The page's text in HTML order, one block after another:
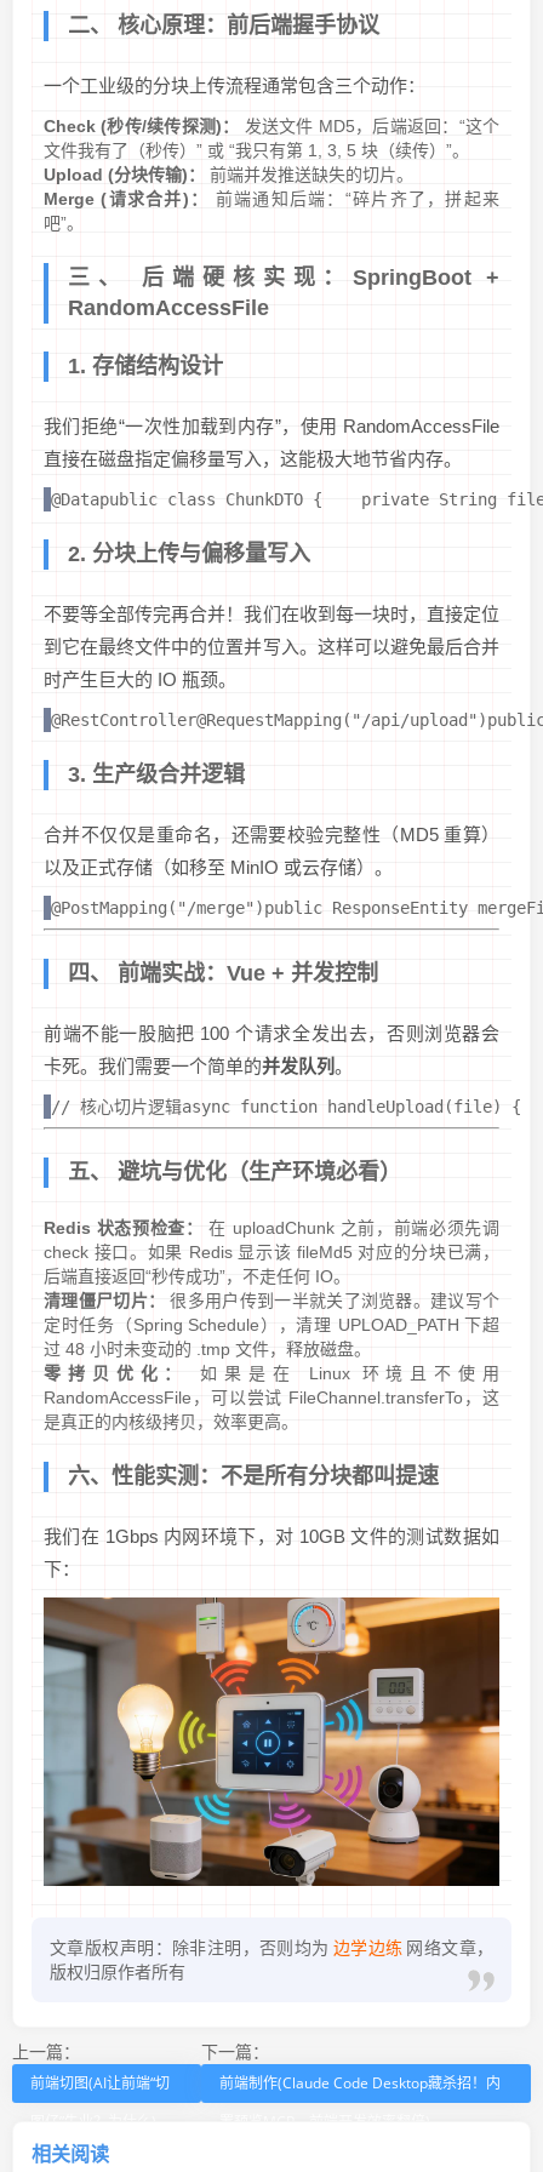
二、 核心原理：前后端握手协议
一个工业级的分块上传流程通常包含三个动作：
Check (秒传/续传探测)：
发送文件 MD5，后端返回：“这个
文件我有了（秒传）” 或 “我只有第 1, 3, 5 块（续传）”。
Upload (分块传输)：
前端并发推送缺失的切片。
Merge (请求合并)：
前端通知后端：“碎片齐了，拼起来
吧”。
三、 后端硬核实现：SpringBoot +
RandomAccessFile
1. 存储结构设计
我们拒绝“一次性加载到内存”，使用 RandomAccessFile
直接在磁盘指定偏移量写入，这能极大地节省内存。
@Datapublic class ChunkDTO {    private String
2. 分块上传与偏移量写入
不要等全部传完再合并！我们在收到每一块时，直接定位
到它在最终文件中的位置并写入。这样可以避免最后合并
时产生巨大的 IO 瓶颈。
@RestController@RequestMapping("/api/
3. 生产级合并逻辑
合并不仅仅是重命名，还需要校验完整性（MD5 重算）
以及正式存储（如移至 MinIO 或云存储）。
@PostMapping("/merge")public ResponseEntity
四、 前端实战：Vue + 并发控制
前端不能一股脑把 100 个请求全发出去，否则浏览器会
卡死。我们需要一个简单的并发队列。
// 核心切片逻辑async function
五、 避坑与优化（生产环境必看）
Redis 状态预检查：
在 uploadChunk 之前，前端必须先调
check 接口。如果 Redis 显示该 fileMd5 对应的分块已满，
后端直接返回“秒传成功”，不走任何 IO。
清理僵尸切片：
很多用户传到一半就关了浏览器。建议写个
定时任务（Spring Schedule），清理 UPLOAD_PATH 下超
过 48 小时未变动的 .tmp 文件，释放磁盘。
零拷贝优化：
如果是在 Linux 环境且不使用
RandomAccessFile，可以尝试 FileChannel.transferTo，这
是真正的内核级拷贝，效率更高。
六、性能实测：不是所有分块都叫提速
我们在 1Gbps 内网环境下，对 10GB 文件的测试数据如
下：
文章版权声明：除非注明，否则均为 边学边练 网络文章，
版权归原作者所有
上一篇：
前端切图(AI让前端“切
下一篇：
前端制作(Claude Code Desktop藏杀招！内
相关阅读